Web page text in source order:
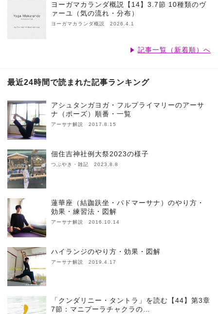
ヨーガマカランダ概説【14】3.7節 10種類のヴ
ァーユ（気の流れ・分布）
ヨーガマカランダ概説 2026.4.1
記事一覧（新着順）へ
最近24時間で読まれた記事ランキング
アシュタンガヨガ・フルプライマリーのアーサ
ナ（ポーズ）順番・一覧
アーサナ解説 2017.8.15
佃住吉神社例大祭2023の様子
つぶやき・雑記 2023.8.8
蓮華座（結跏趺坐・パドマーサナ）のやり方・
効果・練習法・図解
アーサナ解説 2016.10.14
ハイランジのやり方・効果・図解
アーサナ解説 2019.4.17
「クンダリニー・タントラ」を読む【44】第3章
7節：マニプーラチャクラの…